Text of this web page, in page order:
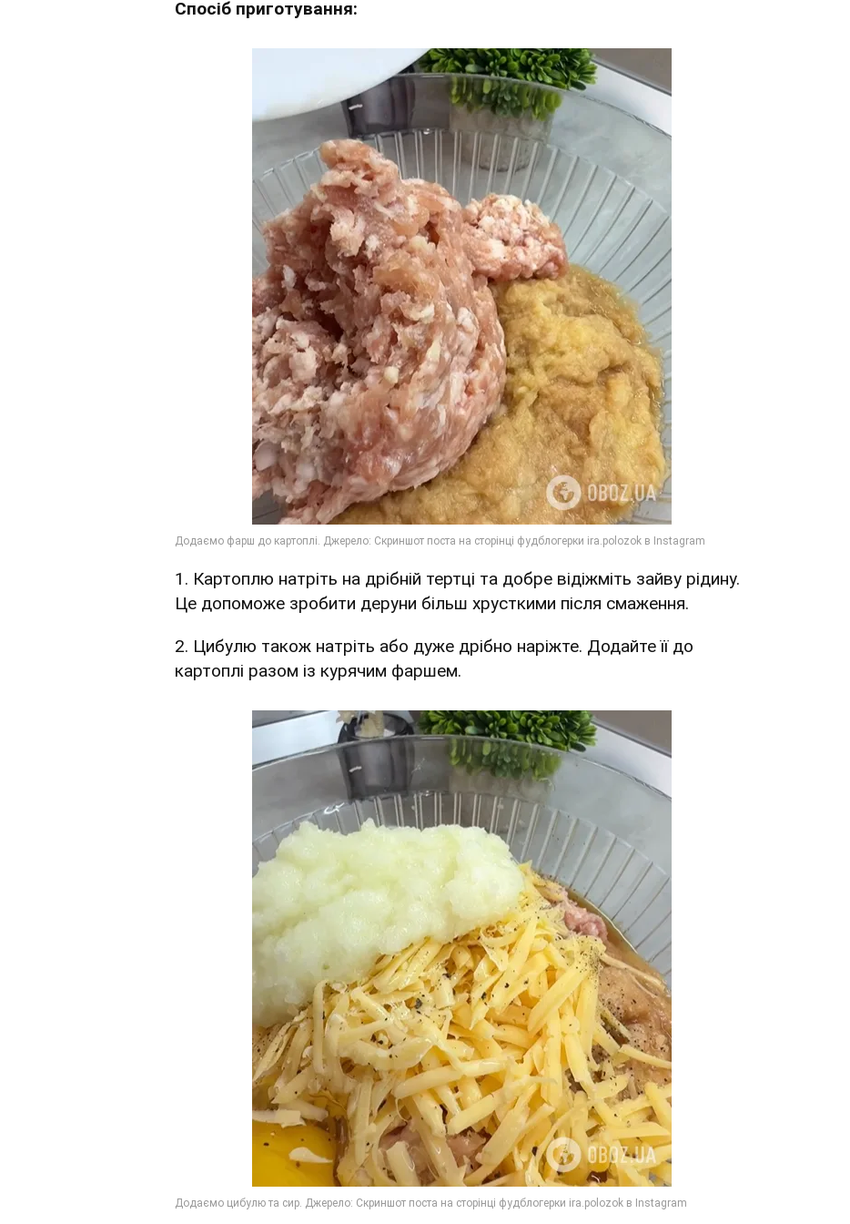
Спосіб приготування:
1. Картоплю натріть на дрібній тертці та добре відіжміть зайву рідину.
Це допоможе зробити деруни більш хрусткими після смаження.
2. Цибулю також натріть або дуже дрібно наріжте. Додайте її до
картоплі разом із курячим фаршем.